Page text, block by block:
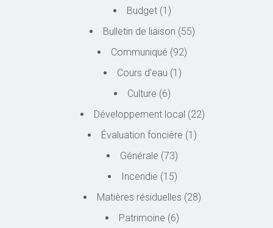
Budget (1)
Bulletin de liaison (55)
Communiqué (92)
Cours d'eau (1)
Culture (6)
Développement local (22)
Évaluation foncière (1)
Générale (73)
Incendie (15)
Matières résiduelles (28)
Patrimoine (6)